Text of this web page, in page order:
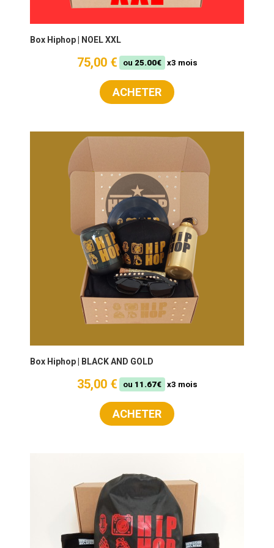
Box Hiphop | NOEL XXL
75,00 € ou 25.00€ x3 mois
ACHETER
Box Hiphop | BLACK AND GOLD
35,00 € ou 11.67€ x3 mois
ACHETER